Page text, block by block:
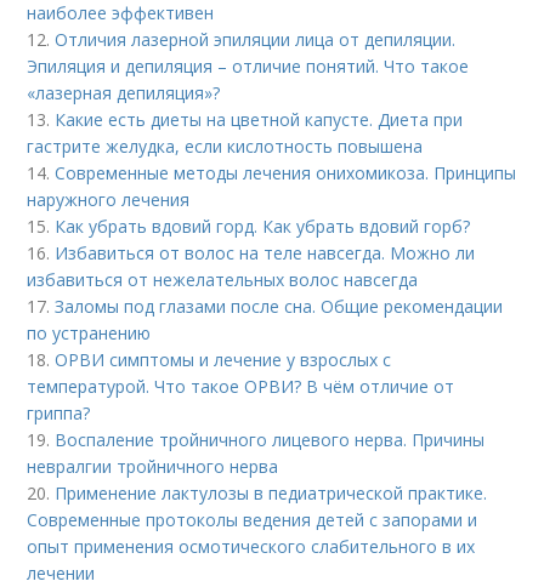
наиболее эффективен
12.Отличия лазерной эпиляции лица от депиляции.
Эпиляция и депиляция – отличие понятий. Что такое
«лазерная депиляция»?
13. Какие есть диеты на цветной капусте. Диета при
гастрите желудка, если кислотность повышена
14.Современные методы лечения онихомикоза. Принципы
наружного лечения
15. Как убрать вдовий горд. Как убрать вдовий горб?
16. Избавиться от волос на теле навсегда. Можно ли
избавиться от нежелательных волос навсегда
17.Заломы под глазами после сна. Общие рекомендации
по устранению
18.ОРВИ симптомы и лечение у взрослых с
температурой. Что такое ОРВИ? В чём отличие от
гриппа?
19. Воспаление тройничного лицевого нерва. Причины
невралгии тройничного нерва
20. Применение лактулозы в педиатрической практике.
Современные протоколы ведения детей с запорами и
опыт применения осмотического слабительного в их
лечении